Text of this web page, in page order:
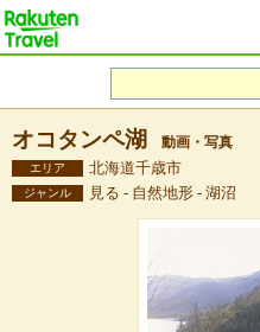
オコタンペ湖 動画・写真
エリア 北海道千歳市
ジャンル 見る - 自然地形 - 湖沼